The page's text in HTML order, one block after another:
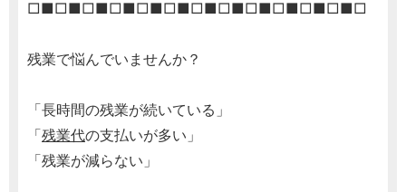
□■□■□■□■□■□■□■□■□■□■□■□■□
残業で悩んでいませんか？
「長時間の残業が続いている」
「残業代の支払いが多い」
「残業が減らない」